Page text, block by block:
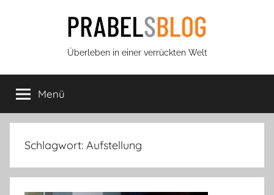
Prabels
Blog
Überleben in einer verrückten Welt
Menü
Schlagwort: Aufstellung